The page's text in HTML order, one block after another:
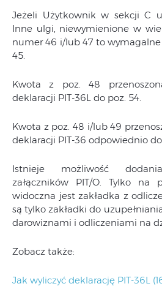
Jeżeli Użytkownik w sekcji C
Inne ulgi, niewymienione w
numer 46 i/lub 47 to
45.
Kwota z poz. 48
deklaracji PIT-36L do poz. 54.
Kwota z poz. 48 i/lub 49
deklaracji PIT-36 odpowiednio
Istnieje możliwość
załączników PIT/O. Tylko na
widoczna jest zakładka z
są tylko zakładki do
darowiznami i odliczeniami na
Zobacz także:
Jak wyliczyć deklarację PIT-36L